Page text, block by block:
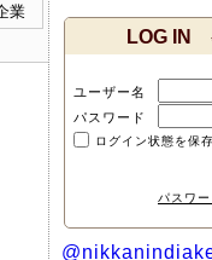
業
LOG IN
ユーザー名
パスワード
ログイン状態を保存
パスワ